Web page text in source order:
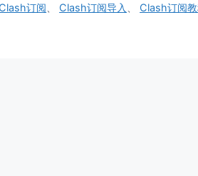
Clash订阅 Clash订阅导入 Clash订阅